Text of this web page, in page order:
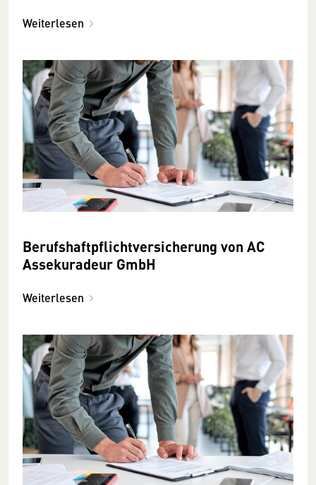
Weiterlesen
Berufs­haftpflicht­versicherung von AC
Assekuradeur GmbH
Weiterlesen